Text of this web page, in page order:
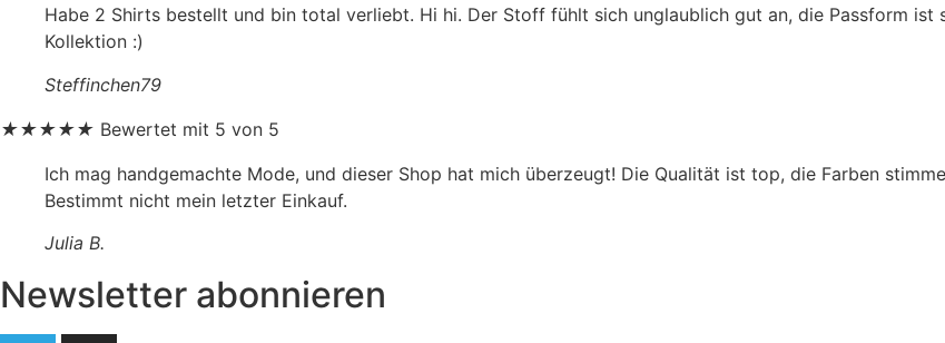
Habe 2 Shirts bestellt und bin total verliebt. Hi hi. Der Stoff fühlt sich unglaublich gut an, die Passform ist
Kollektion :)
Steffinchen79
★★★★★ Bewertet mit 5 von 5
Ich mag handgemachte Mode, und dieser Shop hat mich überzeugt! Die Qualität ist top, die Farben
Bestimmt nicht mein letzter Einkauf.
Julia B.
Newsletter abonnieren